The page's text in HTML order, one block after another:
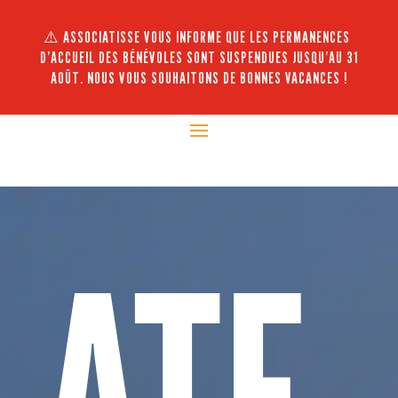
⚠️ ASSOCIATISSE VOUS INFORME QUE LES PERMANENCES
D’ACCUEIL DES BÉNÉVOLES SONT SUSPENDUES JUSQU’AU 31
AOÛT. NOUS VOUS SOUHAITONS DE BONNES VACANCES !